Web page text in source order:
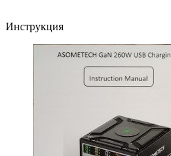
Инструкция